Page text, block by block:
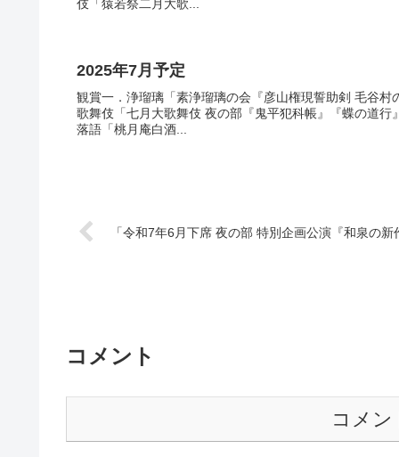
伎「猿若祭二月大歌...
2025年7月予定
観賞一．浄瑠璃「素浄瑠璃の会『彦山権現誓助剣 毛谷
歌舞伎「七月大歌舞伎 夜の部『鬼平犯科帳』『蝶の道
落語「桃月庵白酒...
「令和7年6月下席 夜の部 特別企画公演『和泉の
コメント
コメン